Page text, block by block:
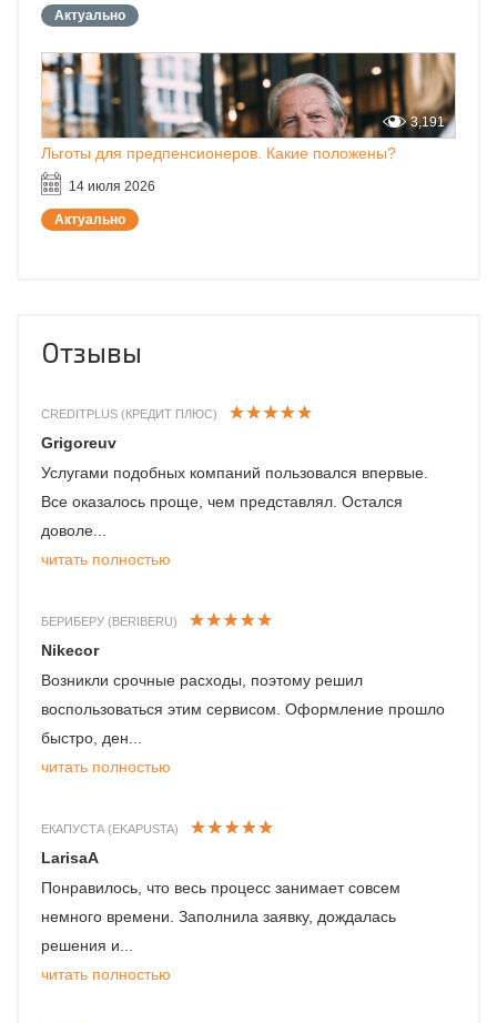
Актуально
Льготы для предпенсионеров. Какие положены?
14 июля 2026
3,191
Актуально
Отзывы
CREDITPLUS (КРЕДИТ ПЛЮС)
Grigoreuv
Услугами подобных компаний пользовался впервые.
Все оказалось проще, чем представлял. Остался
доволе...
читать полностью
БЕРИБЕРУ (BERIBERU)
Nikecor
Возникли срочные расходы, поэтому решил
воспользоваться этим сервисом. Оформление прошло
быстро, ден...
читать полностью
ЕКАПУСТА (EKAPUSTA)
LarisaA
Понравилось, что весь процесс занимает совсем
немного времени. Заполнила заявку, дождалась
решения и...
читать полностью